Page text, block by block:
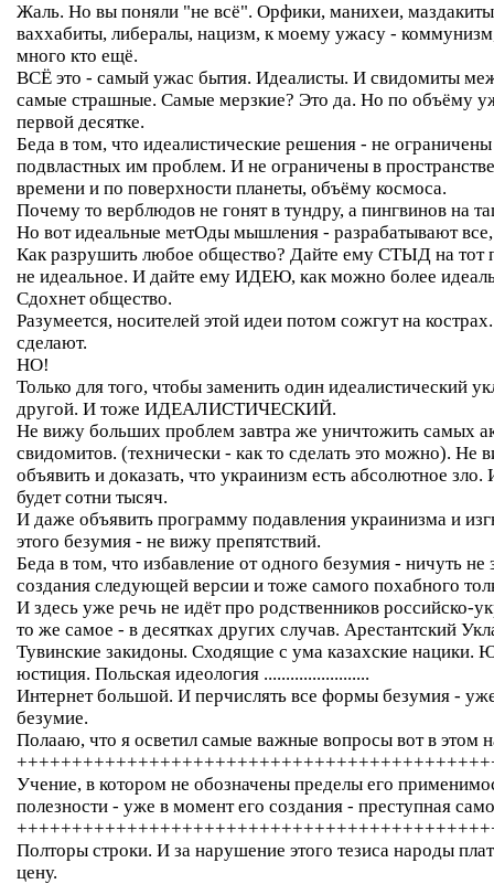
Жаль. Но вы поняли "не всё". Орфики, манихеи,
ваххабиты, либералы, нацизм, к моему ужасу -
много кто ещё.
ВСЁ это - самый ужас бытия. Идеалисты. И свидомиты
самые страшные. Самые мерзкие? Это да. Но по объёму
первой десятке.
Беда в том, что идеалистические решения - не
подвластных им проблем. И не ограничены в
времени и по поверхности планеты, объёму космоса.
Почему то верблюдов не гонят в тундру, а пингвинов на
Но вот идеальные метОды мышления - разрабатывают
Как разрушить любое общество? Дайте ему СТЫД на тот
не идеальное. И дайте ему ИДЕЮ, как можно более
Сдохнет общество.
Разумеется, носителей этой идеи потом сожгут на
сделают.
НО!
Только для того, чтобы заменить один идеалистический
другой. И тоже ИДЕАЛИСТИЧЕСКИЙ.
Не вижу больших проблем завтра же уничтожить самых
свидомитов. (технически - как то сделать это можно). Не
объявить и доказать, что украинизм есть абсолютное зло.
будет сотни тысяч.
И даже объявить программу подавления украинизма и
этого безумия - не вижу препятствий.
Беда в том, что избавление от одного безумия - ничуть
создания следующей версии и тоже самого похабного
И здесь уже речь не идёт про родственников российско-
то же самое - в десятках других случав. Арестантский
Тувинские закидоны. Сходящие с ума казахские нацики.
юстиция. Польская идеология ........................
Интернет большой. И перчислять все формы безумия -
безумие.
Полааю, что я осветил самые важные вопросы вот в этом
Учение, в котором не обозначены пределы его
полезности - уже в момент его создания - преступная
Полторы строки. И за нарушение этого тезиса народы
цену.